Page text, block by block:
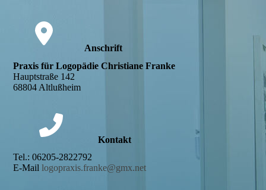
Anschrift
Praxis für Logopädie Christiane Franke
Hauptstraße 142
68804 Altlußheim
Kontakt
Tel.: 06205-2822792
E-Maillogopraxis.franke@gmx.net